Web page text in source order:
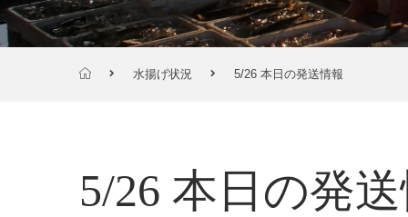
水揚げ状況 5/26 本日の発送情報
5/26 本日の発